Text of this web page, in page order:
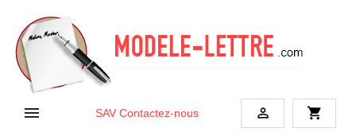
 SAV Contactez-nous  shopping_cart